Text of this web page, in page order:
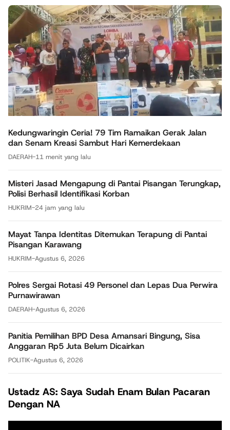
Kedungwaringin Ceria! 79 Tim Ramaikan Gerak Jalan
dan Senam Kreasi Sambut Hari Kemerdekaan
DAERAH-11 menit yang lalu
Misteri Jasad Mengapung di Pantai Pisangan Terungkap,
Polisi Berhasil Identifikasi Korban
HUKRIM-24 jam yang lalu
Mayat Tanpa Identitas Ditemukan Terapung di Pantai
Pisangan Karawang
HUKRIM-Agustus 6, 2026
Polres Sergai Rotasi 49 Personel dan Lepas Dua Perwira
Purnawirawan
DAERAH-Agustus 6, 2026
Panitia Pemilihan BPD Desa Amansari Bingung, Sisa
Anggaran Rp5 Juta Belum Dicairkan
POLITIK-Agustus 6, 2026
Ustadz AS: Saya Sudah Enam Bulan Pacaran
Dengan NA